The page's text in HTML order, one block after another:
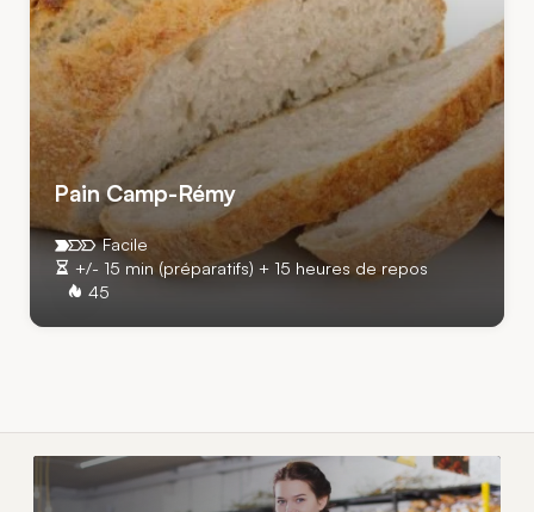
Pain Camp-Rémy
+/- 15 min (préparatifs) + 15 heures de repos
45
Facile